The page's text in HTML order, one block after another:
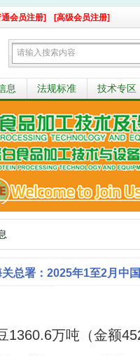
通会员注册] [高级会员注册]
息 法规标准 技术专区
关总署：2025年1至2月中
1360.6万吨（金额